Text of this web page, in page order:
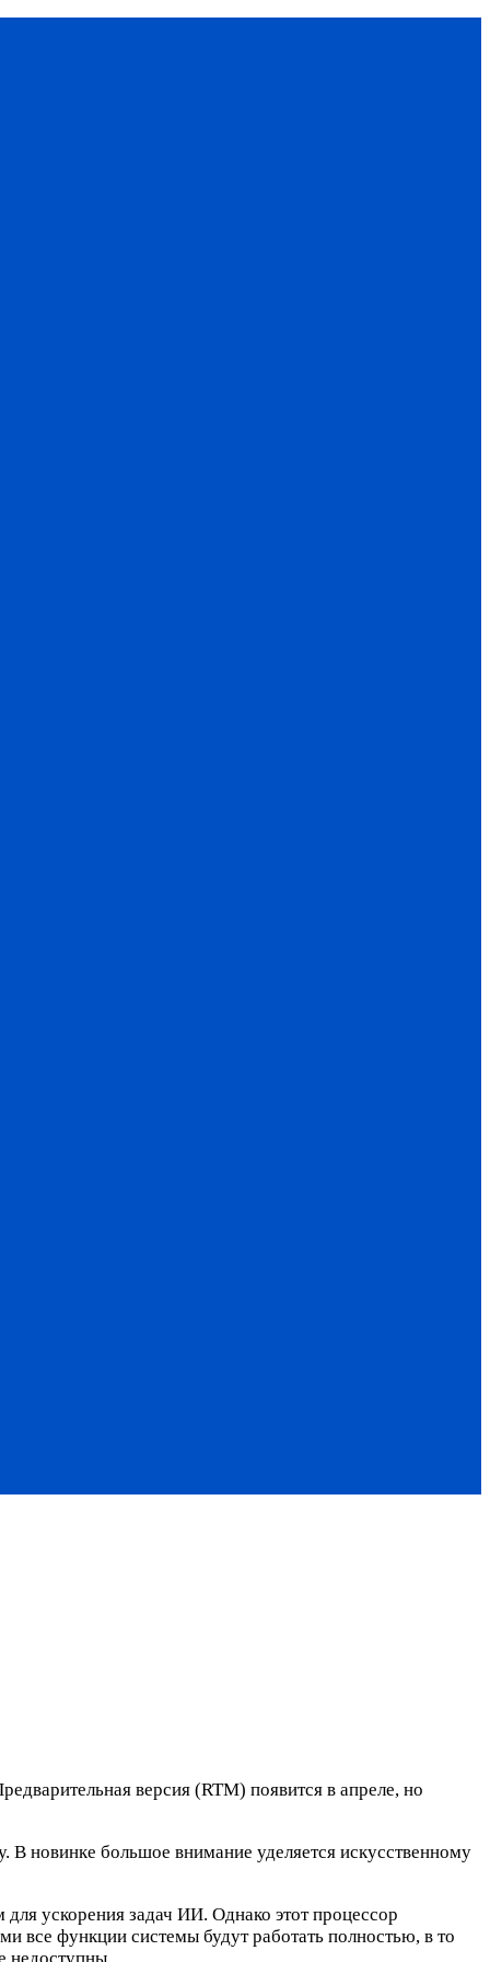
версия (RTM) появится в апреле, но
новинке большое внимание уделяется искусственному
ускорения задач ИИ. Однако этот процессор
все функции системы будут работать полностью, в то